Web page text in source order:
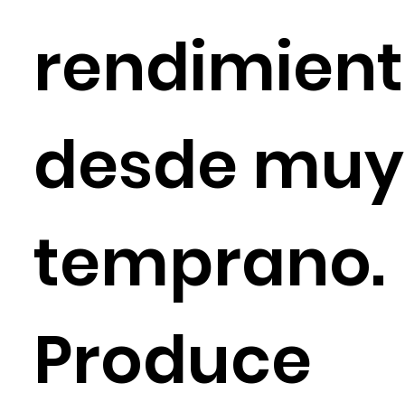
desde muy
temprano.
Produce